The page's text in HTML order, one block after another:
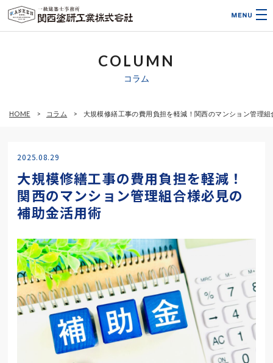
COLUMN
コラム
HOME コラム 大規模修繕工事の費用負担を軽減！関西のマンション管理
2025.08.29
大規模修繕工事の費用負担を軽減！
関西のマンション管理組合様必見の
補助金活用術